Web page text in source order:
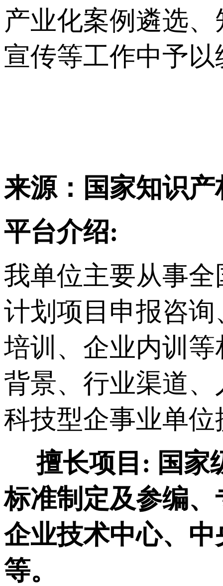
产业化案例遴选
宣传等工作中予
来源：国家知识产
平台介绍:
我单位主要从事全
计划项目申报咨
培训、企业内训
背景、行业渠道
科技型企事业单
擅长项目: 国家
标准制定及参编
企业技术中心、
等。